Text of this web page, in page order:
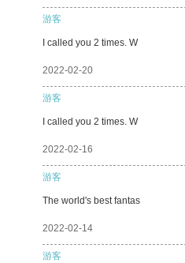
游客
I called you 2 times. W
2022-02-20
游客
I called you 2 times. W
2022-02-16
游客
The world's best fantas
2022-02-14
游客